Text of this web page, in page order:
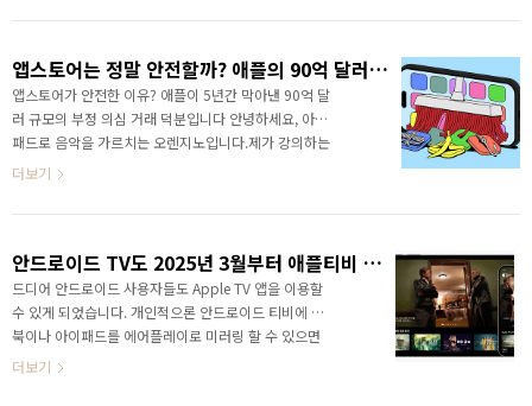
기엔 아쉬운 점이 있습니다. 애플은 항상 공식 발표에서
요, 이번에도 예외는 아니었습니다. 실제로 사용자들의
일상 경험을 개선할 수 있는 소소하지만 실용적인 기능
들이 몇 가지 숨어 있었고, 애플은 굳이 키노트에서 이들
을 강조하지 않았습니다.오늘은 바로 그런 ‘숨은 기능’
문서를 통해 확인된 내용들이며, 곧 ..
앱스토어는 정말 안전할까? 애플의 90억 달러 부정거래 차단 사례 보니
앱스토어가 안전한 이유? 애플이 5년간 막아낸 90억 달
러 규모의 부정 의심 거래 덕분입니다 안녕하세요, 아이
패드로 음악을 가르치는 오렌지노입니다.제가 강의하는
앱들도 대부분 App Store를 통해 배포되고 있는데요,이
사용자와 개발자를 동시에 보호하는 구조로 설계되어 있
App Store 보안 및 부정 행위 대응 보고서를 보고저도
놀랄 수밖에 없었습니다. 무려 지난 5년간 90억 달러 이
상의 부정 의심 거래를 차단했다고 하니까요. 2024년 한
해에만 20억 달러 이상 차단 2024년 1년 동안 Apple은
지했고,개인정보 탈취,..
더보기
안드로이드 TV도 2025년 3월부터 애플티비 설치 가능?!
드디어 안드로이드 사용자들도 Apple TV 앱을 이용할
수 있게 되었습니다. 개인적으론 안드로이드 티비에 맥
북이나 아이패드를 에어플레이로 미러링 할 수 있으면
좋을텐데, 현재 제가 머무르고 있는 푸꾸옥 호텔 티비는
더보기